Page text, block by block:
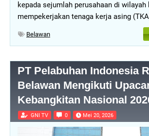
kepada sejumlah perusahaan di wilayah
mempekerjakan tenaga kerja asing
Belawan
PT Pelabuhan Indonesia
Belawan Mengikuti
Kebangkitan Nasional
GNI TV 0 Mei 20, 2026